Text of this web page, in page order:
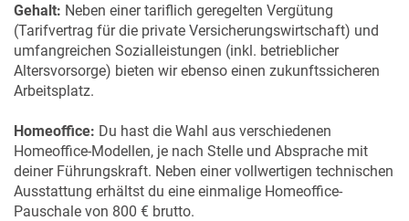
Gehalt: Neben einer tariflich geregelten Vergütung
(Tarifvertrag für die private Versicherungswirtschaft) und
umfangreichen Sozialleistungen (inkl. betrieblicher
Altersvorsorge) bieten wir ebenso einen zukunftssicheren
Arbeitsplatz.
Homeoffice: Du hast die Wahl aus verschiedenen
Homeoffice-Modellen, je nach Stelle und Absprache mit
deiner Führungskraft. Neben einer vollwertigen technischen
Ausstattung erhältst du eine einmalige Homeoffice-
Pauschale von 800 € brutto.